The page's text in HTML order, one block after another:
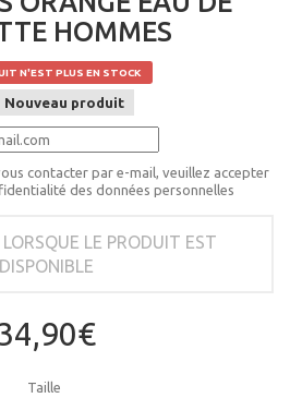
HOMMES
N'EST PLUS EN STOCK
Nouveau produit
contacter par e-mail, veuillez accepter
des données personnelles
LE PRODUIT EST
DISPONIBLE
Taille